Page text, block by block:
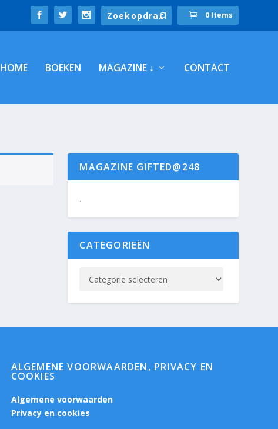
0 Items
HOME BOEKEN MAGAZINE ↓ CONTACT
MAGAZINE GIFTED@248
.
CATEGORIEËN
ALGEMENE VOORWAARDEN, PRIVACY EN
COOKIES
Algemene voorwaarden
Privacy en cookies